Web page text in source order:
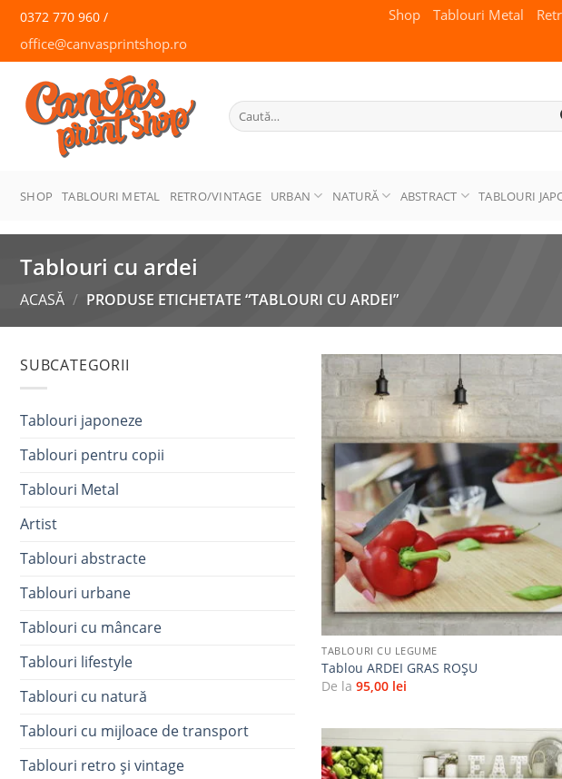
Skip
content
0372 770 960 /
office@canvasprintshop.ro
Shop Tablouri Metal
CANVAS
PRINT SHOP
Caută
după:
SHOP TABLOURI METAL RETRO/VINTAGE URBAN NATURĂ ABSTRACT TABLOURI
Tablouri cu ardei
ACASĂ / PRODUSE ETICHETATE “TABLOURI CU ARDEI”
SUBCATEGORII
Tablouri japoneze
Tablouri pentru copii
Tablouri Metal
Artist
Tablouri abstracte
Tablouri urbane
Tablouri cu mâncare
Tablouri lifestyle
Tablouri cu natură
Tablouri cu mijloace de transport
Tablouri retro și vintage
+
TABLOURI CU LEGUME
Tablou ARDEI GRAS ROŞU
De la95,00 lei